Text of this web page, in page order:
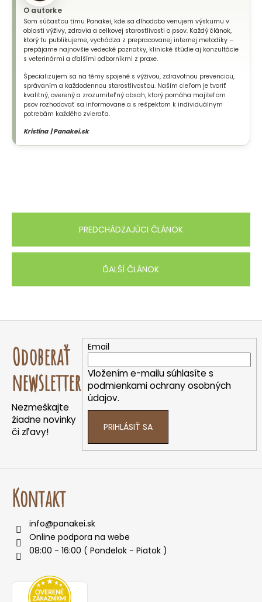
O autorke
Som súčasťou tímu Panakei, kde sa dlhodobo venujem výskumu v
oblasti výživy, zdravia a celkovej starostlivosti o psov. Každý článok,
ktorý tu publikujeme, vychádza z prepracovanej internej metodiky –
prepájame najnovšie vedecké poznatky, klinické štúdie aj konzultácie
s veterinármi a ďalšími odborníkmi z praxe.
Špecializujem sa na témy spojené s výživou, zdravotnou prevenciou,
správaním a každodennou starostlivosťou. Naším cieľom je tvoriť
kvalitný, overený a zrozumiteľný obsah, ktorý pomáha majiteľom
psov rozhodovať sa informovane a s rešpektom k individuálnym
potrebám každého zvieraťa.
Kristína | Panakei.sk
PREDCHÁDZAJÚCI ČLÁNOK
ĎALŠÍ ČLÁNOK
Odoberať
newsletter
Nezmeškajte
žiadne novinky
či zľavy!
Email
Vložením e-mailu súhlasíte s
podmienkami ochrany osobných
údajov.
PRIHLÁSIŤ SA
Kontakt
info@panakei.sk
Online podpora na webe
08:00 - 16:00 ( Pondelok - Piatok )